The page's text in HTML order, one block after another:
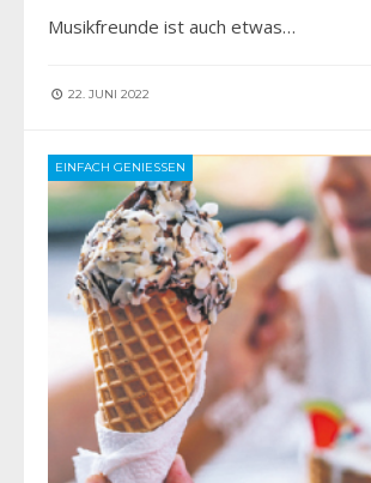
Musikfreunde ist auch etwas…
22. JUNI 2022
EINFACH GENIESSEN